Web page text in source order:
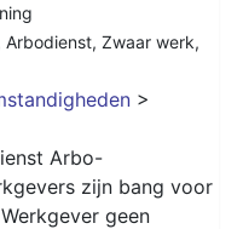
Arbodienst, Zwaar werk,
>
Arbo-
zijn bang voor
Werkgever geen